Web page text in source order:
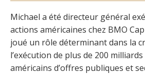
Michael a été directeur général
actions américaines chez BMO
joué un rôle déterminant dans la
l’exécution de plus de 200
américains d’offres publiques et